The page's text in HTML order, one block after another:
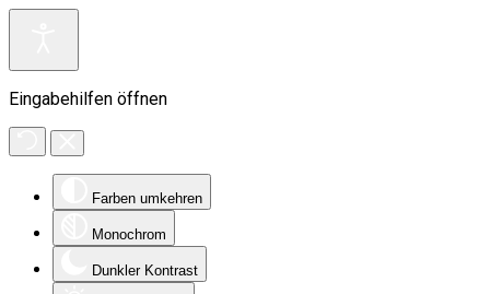
Eingabehilfen öffnen
Farben umkehren
Monochrom
Dunkler Kontrast